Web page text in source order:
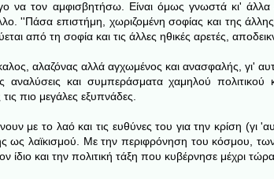
να τον αμφισβητήσω. Είναι όμως γνωστά κι' άλλα
''Πάσα επιστήμη, χωριζομένη σοφίας και της
από τη σοφία και τις άλλες ηθικές αρετές,
αλαζόνας αλλά αγχωμένος και ανασφαλής, γι'
αναλύσεις και συμπεράσματα χαμηλού πολιτικού
πιο μεγάλες εξυπνάδες.
με το λαό και τις ευθύνες του για την κρίση (γι
ως λαϊκισμού. Με την περιφρόνηση του κόσμου,
ίδιο και την πολιτική τάξη που κυβέρνησε μέχρι